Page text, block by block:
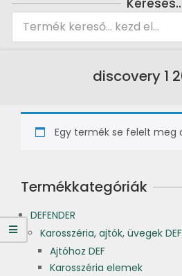
discovery 1
Egy termék se felelt meg
Termékkategóriák
DEFENDER
Karosszéria, ajtók, üvegek DEF
Ajtóhoz DEF
Karosszéria elemek